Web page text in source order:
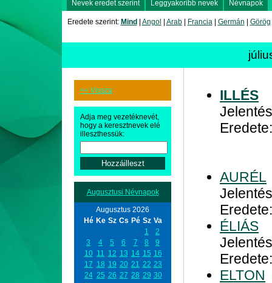
Nevek eredet szerint Leggyakoribb nevek Névnapok
Eredete szerint: Mind Angol Arab| Francia| Germán Görög
<< Vissza
Adja meg vezetéknevét,
hogy a keresztnevek elé
illeszthessük:
Augusztusi Névnapok
Augusztus 2026
Hé Ke Sz Cs Pé Sz Va
1
2
3
4 5 6 7 8
9
10 11 12 13 14 15 16
17 18 19 20 21 22 23
24 25 26 27 28 29 30
ILLÉS
AURÉL
ÉLIÁS
ELTON